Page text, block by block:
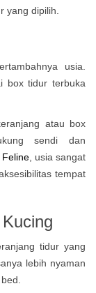
yang dipilih.
usia.
box tidur terbuka
atau box
sendi dan
, usia sangat
tempat
tidur yang
lebih nyaman